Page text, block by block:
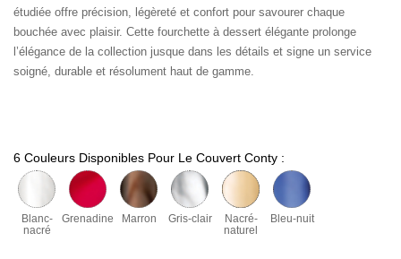
étudiée offre précision, légèreté et confort pour savourer chaque
bouchée avec plaisir. Cette fourchette à dessert élégante prolonge
l’élégance de la collection jusque dans les détails et signe un service
soigné, durable et résolument haut de gamme.
6 Couleurs Disponibles Pour Le Couvert Conty :
Blanc-
nacré
Grenadine Marron Gris-clair
Nacré-
naturel
Bleu-nuit